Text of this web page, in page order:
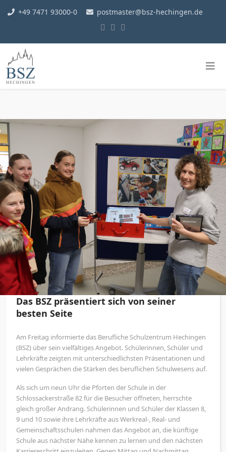
+49 7471 93000-0 postmaster@bsz-hechingen.de
Das BSZ präsentiert sich von seiner
besten Seite
Am Freitag informierte das Berufliche Schulzentrum Hechingen
(BSZ) über sein vielfältiges Angebot. Schülerinnen, Schüler und
Lehrkräfte zeigten mit unterschiedlichsten Präsentationen und
vielen Gesprächen die Stärken des beruflichen Schulwesens auf.
Als sich um neun Uhr die Pforten der Schule in der
Schlossackerstraße 82 für die Besucher öffneten, herrschte
gleich großer Andrang. Schülerinnen und Schüler der Klassen 8,
9 und 10 sowie ihre Lehrkräfte aus Werkreal-, Real- und
Gemeinschaftsschulen nahmen das Angebot an, die künftige
Schule aus nächster Nähe kennen zu lernen und den nächsten